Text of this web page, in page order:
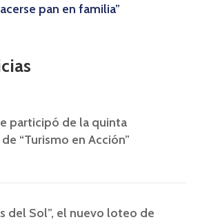
pan en familia”
participó de la quinta
“Turismo en Acción”
del Sol”, el nuevo loteo de